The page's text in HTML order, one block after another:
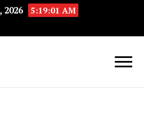
2026 5:19:02 AM